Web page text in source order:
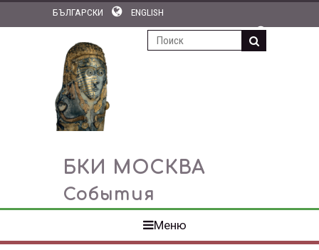
БЪЛГАРСКИ
ENGLISH
ПОДПИСКА НА НОВОСТИ
БКИ МОСКВА
События
Меню